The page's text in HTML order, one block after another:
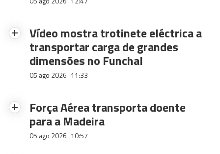
Vídeo mostra trotinete eléctrica a
transportar carga de grandes
dimensões no Funchal
05 ago 2026 11:33
Força Aérea transporta doente
para a Madeira
05 ago 2026 10:57